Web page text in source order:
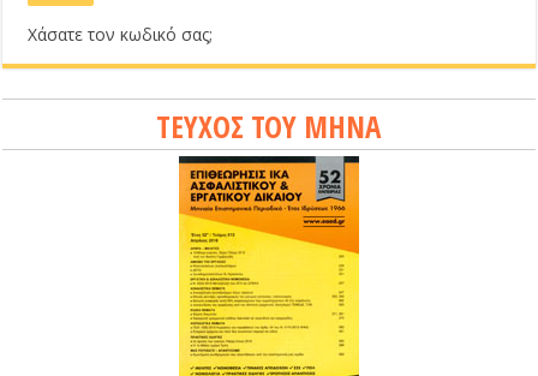
Χάσατε τον κωδικό σας;
ΤΕΥΧΟΣ ΤΟΥ ΜΗΝΑ